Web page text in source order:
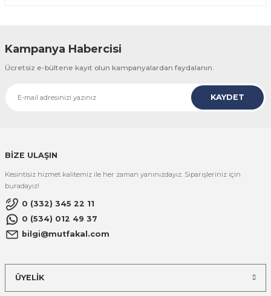
Kampanya Habercisi
Ücretsiz e-bültene kayıt olun kampanyalardan faydalanın.
KAYDET
BİZE ULAŞIN
Kesintisiz hizmet kalitemiz ile her zaman yanınızdayız. Siparişleriniz için
buradayız!
0 (332) 345 22 11
0 (534) 012 49 37
bilgi@mutfakal.com
ÜYELİK